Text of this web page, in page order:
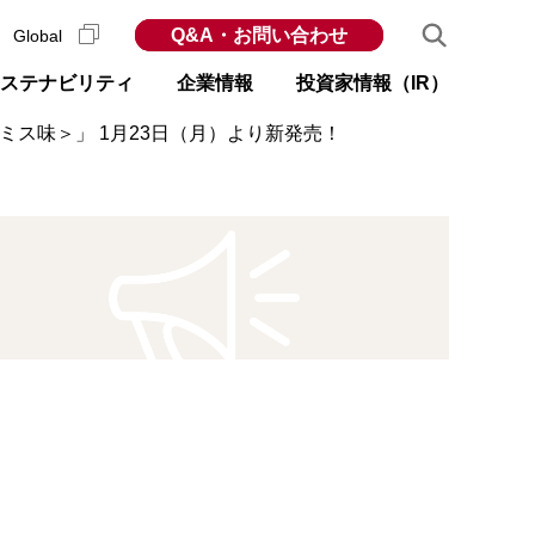
テナビリティ 企業情報 投資家情報（IR）
Global Q&A・お問い合わせ
ス味＞」 1月23日（月）より新発売！